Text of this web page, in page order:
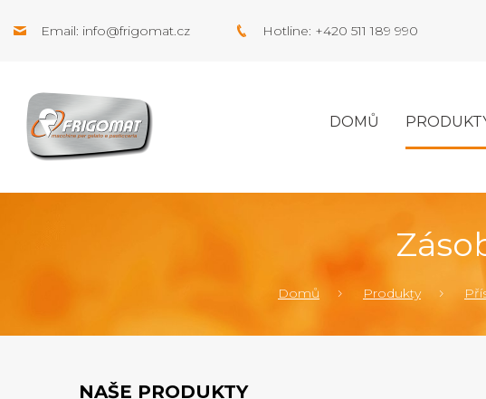
Email: info@frigomat.cz Hotline: +420 511 189 990
DOMŮ
Domů Produkty
NAŠE PRODUKTY